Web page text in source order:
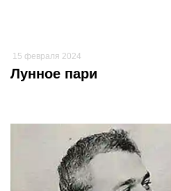
15 февраля 2024
Лунное пари